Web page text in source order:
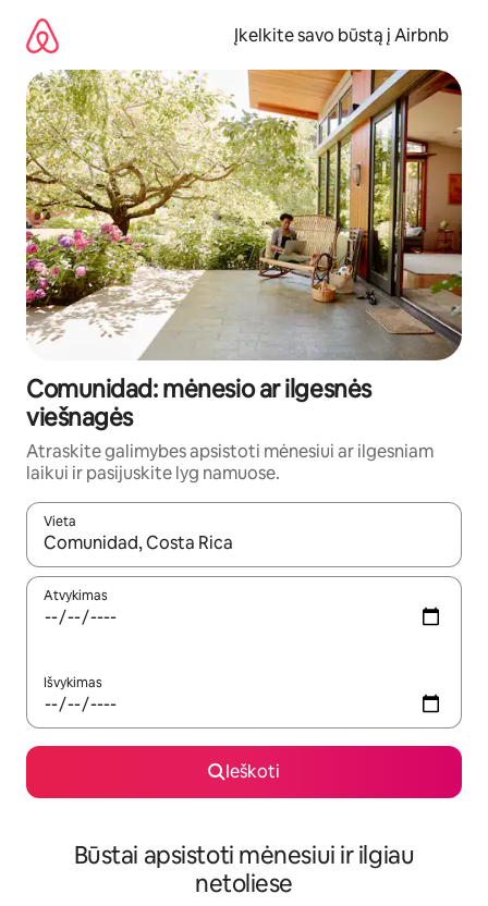
turinio
Įkelkite savo būstą į Airbnb
Comunidad: mėnesio ar ilgesnės
viešnagės
Atraskite galimybes apsistoti mėnesiui ar ilgesniam
laikui ir pasijuskite lyg namuose.
Vieta
Kai pasirodys paieškos rezultatai, juos naršyti galite
Atvykimas
Išvykimas
Ieškoti
Būstai apsistoti mėnesiui ir ilgiau
netoliese